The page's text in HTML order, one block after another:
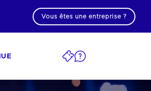
Vous êtes une entreprise ?